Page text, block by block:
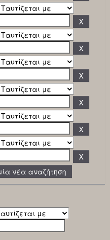
νέα αναζήτηση